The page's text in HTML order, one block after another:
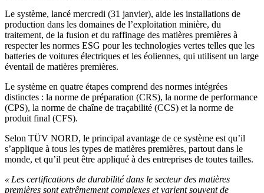
Le système, lancé mercredi (31 janvier), aide les installations de
production dans les domaines de l’exploitation minière, du
traitement, de la fusion et du raffinage des matières premières à
respecter les normes ESG pour les technologies vertes telles que les
batteries de voitures électriques et les éoliennes, qui utilisent un large
éventail de matières premières.
Le système en quatre étapes comprend des normes intégrées
distinctes : la norme de préparation (CRS), la norme de performance
(CPS), la norme de chaîne de traçabilité (CCS) et la norme de
produit final (CFS).
Selon TÜV NORD, le principal avantage de ce système est qu’il
s’applique à tous les types de matières premières, partout dans le
monde, et qu’il peut être appliqué à des entreprises de toutes tailles.
« Les certifications de durabilité dans le secteur des matières
premières sont extrêmement complexes et varient souvent de